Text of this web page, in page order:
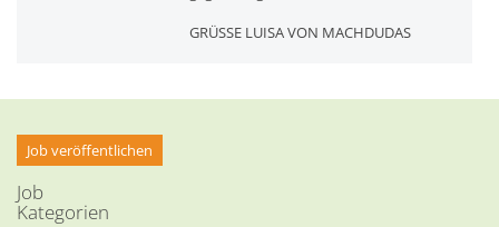
GRÜSSE LUISA VON MACHDUDAS
Job veröffentlichen
Job
Kategorien